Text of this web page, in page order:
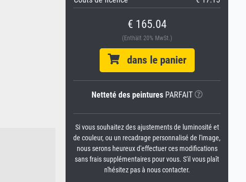
€ 165.04
(Enthält 20% MwSt.)
dans le panier
Netteté des peinturesPARFAIT
Si vous souhaitez des ajustements de luminosité et
de couleur, ou un recadrage personnalisé de l'image,
nous serons heureux d'effectuer ces modifications
sans frais supplémentaires pour vous. S'il vous plaît
n'hésitez pas à nous contacter.